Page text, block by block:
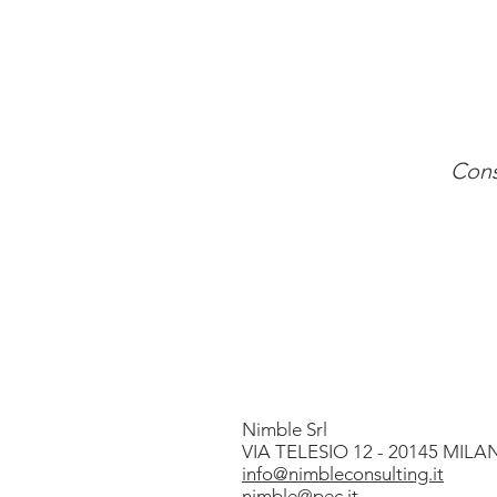
Nimble Srl
VIA TELESIO 12 - 20145
info@nimbleconsulting.it